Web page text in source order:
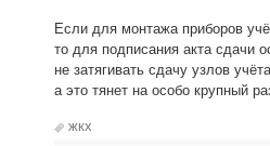
Если для монтажа приборов
то для подписания акта сдачи
не затягивать сдачу узлов
а это тянет на особо крупный
жкх